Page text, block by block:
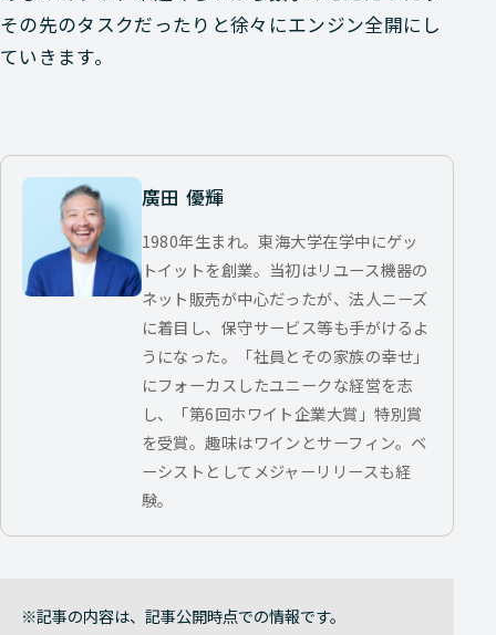
その先のタスクだったりと徐々にエンジン全開にし
ていきます。
廣田 優輝
1980年生まれ。東海大学在学中にゲッ
トイットを創業。当初はリユース機器の
ネット販売が中心だったが、法人ニーズ
に着目し、保守サービス等も手がけるよ
うになった。「社員とその家族の幸せ」
にフォーカスしたユニークな経営を志
し、「第6回ホワイト企業大賞」特別賞
を受賞。趣味はワインとサーフィン。ベ
ーシストとしてメジャーリリースも経
験。
記事の内容は、記事公開時点での情報です。